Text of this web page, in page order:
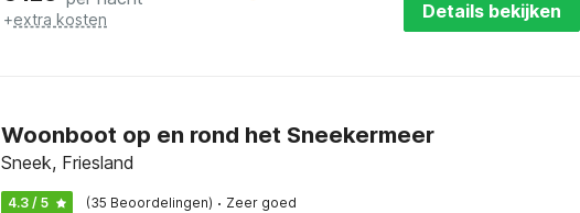
+extra kosten Details bekijken
Woonboot op en rond het Sneekermeer
Sneek, Friesland
4.3 / 5 (35 Beoordelingen) · Zeer goed